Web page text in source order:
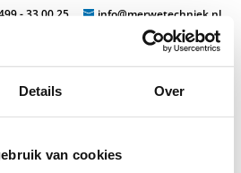
Details Over
van cookies
- 33 00 25 info@merwetechniek.nl
producten